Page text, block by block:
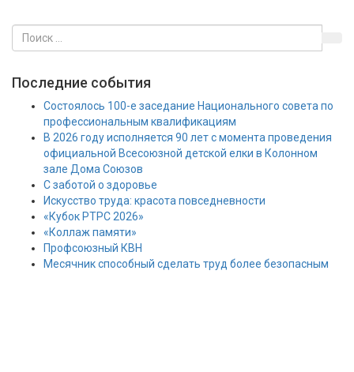
Последние события
Состоялось 100-е заседание Национального совета по
профессиональным квалификациям
В 2026 году исполняется 90 лет с момента проведения
официальной Всесоюзной детской елки в Колонном
зале Дома Союзов
С заботой о здоровье
Искусство труда: красота повседневности
«Кубок РТРС 2026»
«Коллаж памяти»
Профсоюзный КВН
Месячник способный сделать труд более безопасным